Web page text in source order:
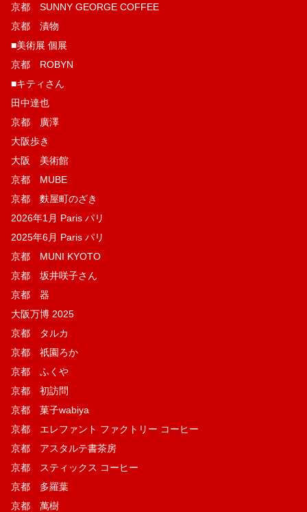
京都 SUNNY GEORGE COFFEE
京都 漬物
■美術展 個展
京都 ROBYN
■キティさん
田中達也
京都 廣澤
大阪歩き
大阪 美術館
京都 MUBE
京都 麩屋町のざき
2026年1月 Paris パリ
2025年6月 Paris パリ
京都 MUNI KYOTO
京都 坂井咲子さん
京都 器
大阪万博 2025
京都 タルカ
京都 祇園ろか
京都 ふくや
京都 初訪問
京都 菓子wabiya
京都 エレファント ファクトリー コーヒー
京都 アスタルテ書茶房
京都 スティックス コーヒー
京都 多羅葉
京都 萬樹